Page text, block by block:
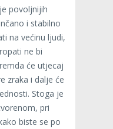
povoljnijih
i stabilno
na većinu ljudi,
ne bi
će utjecaj
zraka i dalje će
Stoga je
pri
biste se po